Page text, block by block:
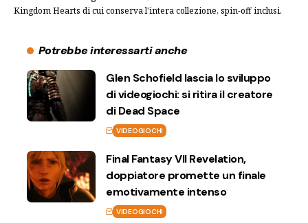
Kingdom Hearts di cui conserva l'intera collezione, spin-off inclusi.
Potrebbe interessarti anche
Glen Schofield lascia lo sviluppo
di videogiochi: si ritira il creatore
di Dead Space
VIDEOGIOCHI
Final Fantasy VII Revelation,
doppiatore promette un finale
emotivamente intenso
VIDEOGIOCHI